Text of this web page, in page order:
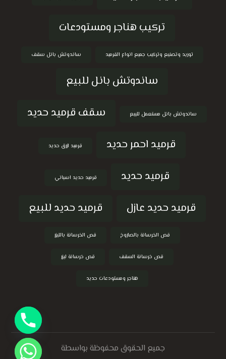
تركيب هناجر ومستودعات
توريد وتصنيع وتركيب جميع انواع القرميد ساندوتش بانل سقف
ساندوتش بانل للبيع
ساندوتش بانل مستعمل للبيع
سقف قرميد حديد
قرميد احمر حديد
قرميد ازرق حديد
قرميد حديد قرميد حديد اسباني
قرميد حديد عازل قرميد حديد للبيع
قص الخرسانة بالصاروخ قص الخرسانة بالليزر
قص خرسانة السقف قص خرسانة ليزر
هناجر ومستودعات حديد
جميع الحقوق محفوظة بواسطة